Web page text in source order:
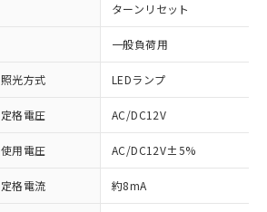
ターンリセット
一般負荷用
照光方式 LEDランプ
定格電圧 AC/DC12V
使用電圧 AC/DC12V±5%
定格電流 約8mA